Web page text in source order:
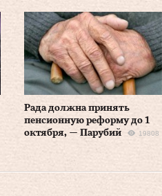
Рада должна принять
пенсионную реформу до 1
октября, — Парубий
19808